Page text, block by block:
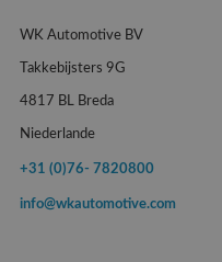
WK Automotive BV
Takkebijsters 9G
4817 BL Breda
Niederlande
+31 (0)76- 7820800
info@wkautomotive.com